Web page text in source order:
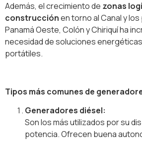
Además, el crecimiento de zonas
construcciónen torno al Canal y
Panamá Oeste, Colón y Chiriquí ha
necesidad de soluciones
portátiles.
Tipos más comunes de
Generadores diésel:
Son los más utilizados por su
potencia. Ofrecen buena